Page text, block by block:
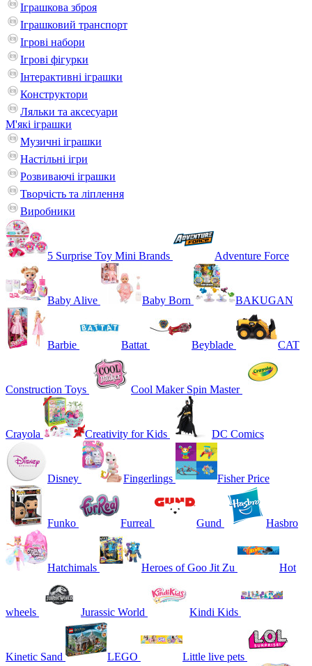
Іграшкова зброя
Іграшковий транспорт
Ігрові набори
Ігрові фігурки
Інтерактивні іграшки
Конструктори
Ляльки та аксесуари
М'які іграшки
Музичні іграшки
Настільні iгри
Розвиваючі іграшки
Творчість та ліплення
Виробники
5 Surprise Toy Mini Brands Adventure Force
Baby Alive Baby Born BAKUGAN
Barbie Battat Beyblade CAT
Construction Toys Cool Maker Spin Master
Crayola Creativity for Kids DC Comics
Disney Fingerlings Fisher Price
Funko Furreal Gund Hasbro
Hatchimals Heroes of Goo Jit Zu Hot
wheels Jurassic World Kindi Kids
Kinetic Sand LEGO Little live pets